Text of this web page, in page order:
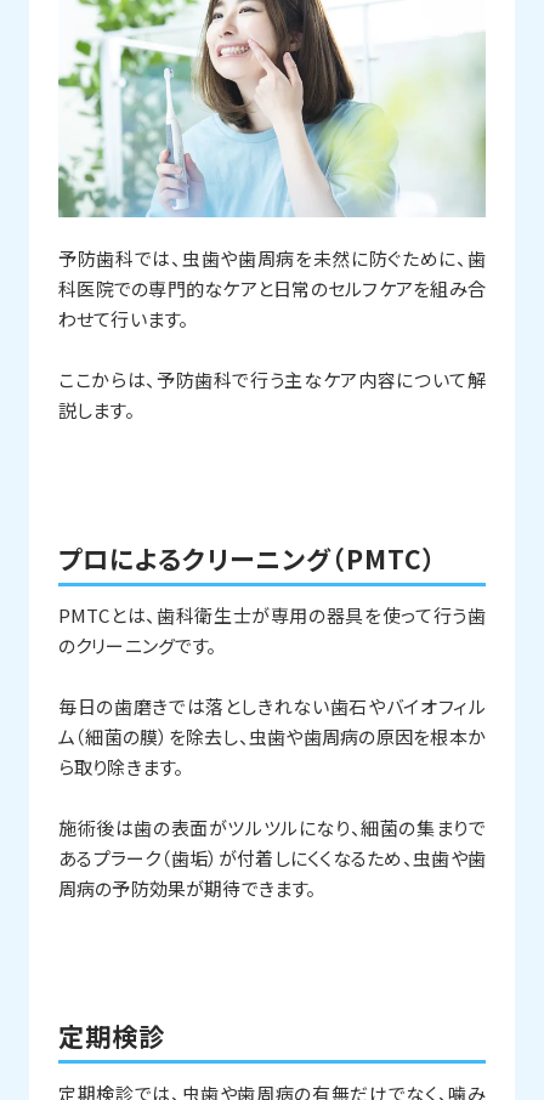
予防歯科では、虫歯や歯周病を未然に防ぐために、歯
科医院での専門的なケアと日常のセルフケアを組み合
わせて行います。
ここからは、予防歯科で行う主なケア内容について解
説します。
プロによるクリーニング（PMTC）
PMTCとは、歯科衛生士が専用の器具を使って行う歯
のクリーニングです。
毎日の歯磨きでは落としきれない歯石やバイオフィル
ム（細菌の膜）を除去し、虫歯や歯周病の原因を根本か
ら取り除きます。
施術後は歯の表面がツルツルになり、細菌の集まりで
あるプラーク（歯垢）が付着しにくくなるため、虫歯や歯
周病の予防効果が期待できます。
定期検診
定期検診では、虫歯や歯周病の有無だけでなく、噛み